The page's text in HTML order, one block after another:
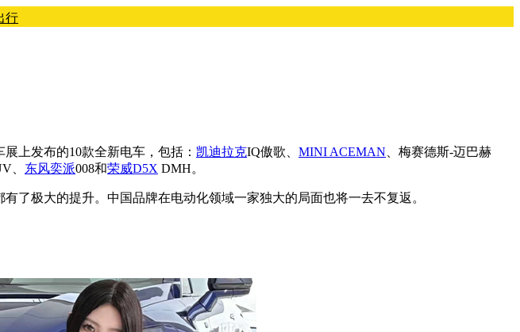
上发布的10款全新电车，包括： 凯迪拉克IQ傲歌、 MINI ACEMAN 、梅赛德斯-迈巴赫
、 东风奕派008和荣威D5X DMH。
了极大的提升。中国品牌在电动化领域一家独大的局面也将一去不复返。